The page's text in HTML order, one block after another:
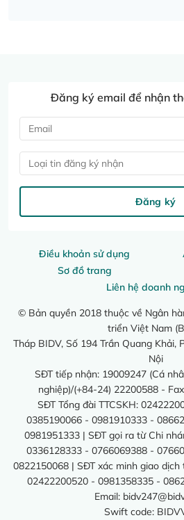
Điều khoản sử dụng
Sơ đồ trang
Liên hệ doanh
© Bản quyền 2018 thuộc về Ngân
triển Việt Nam
Tháp BIDV, Số 194 Trần Quang Khải,
Nội
SĐT tiếp nhận: 19009247 (Cá
nghiệp)/(+84-24) 22200588 -
SĐT Tổng đài TTCSKH:
0385190066 - 0981910333 -
0981951333 | SĐT gọi ra từ Chi
0336128333 - 0766069388 -
0822150068 | SĐT xác minh giao
02422200520 - 0981358335 -
Email:
Swift code:
Đăng ký email để nhận
Loại tin đăng ký nhận
Đăng ký